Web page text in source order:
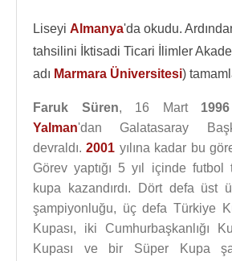
Liseyi Almanya'da okudu.
tahsilini İktisadi Ticari İlimler
adı Marmara Üniversitesi)
Faruk Süren, 16 Mart 1996
Yalman'dan Galatasaray
devraldı.2001 yılına kadar bu
Görev yaptığı 5 yıl içinde futbol
kupa kazandırdı. Dört defa üst
şampiyonluğu, üç defa Türkiye
Kupası, iki Cumhurbaşkanlığı
Kupası ve bir Süper Kupa